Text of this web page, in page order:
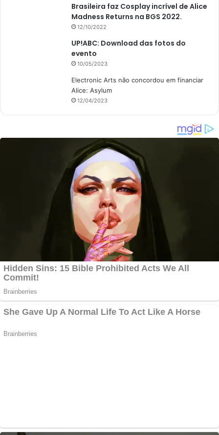
Brasileira faz Cosplay incrível de Alice
Madness Returns na BGS 2022.
12/10/2022
UP!ABC: Download das fotos do
evento
10/05/2023
Electronic Arts não concordou em financiar
Alice: Asylum
12/04/2023